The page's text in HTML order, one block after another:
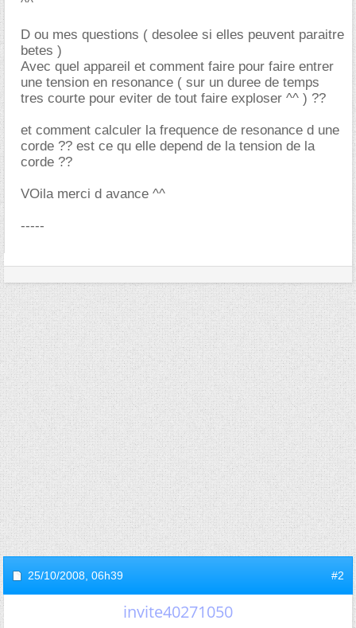
D ou mes questions ( desolee si elles peuvent paraitre
betes )
Avec quel appareil et comment faire pour faire entrer
une tension en resonance ( sur un duree de temps
tres courte pour eviter de tout faire exploser ^^ ) ??
et comment calculer la frequence de resonance d une
corde ?? est ce qu elle depend de la tension de la
corde ??
VOila merci d avance ^^
-----
25/10/2008, 06h39 #2
invite40271050